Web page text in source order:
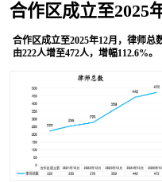
合作区成立至2025
合作区成立至2025年12月，律师总
由222人增至472人，增幅112.6%。